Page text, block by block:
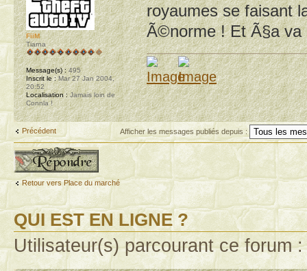
royaumes se faisant
Ã©norme ! Et Ã§a va
FiiM
Tiarna
Message(s) :495
Inscrit le :Mar 27 Jan 2004,
20:52
Localisation :Jamais loin de
Connla !
Précédent Afficher les messages publiés depuis :
Publier une réponse
Retour vers Place du marché
QUI EST EN LIGNE ?
Utilisateur(s) parcourant ce forum